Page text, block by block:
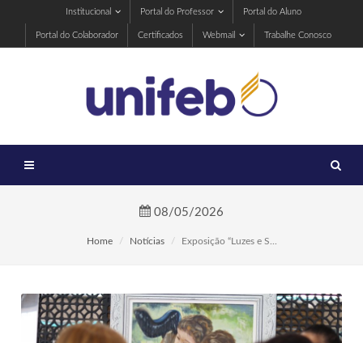
Institucional Portal do Professor Portal do Aluno
Portal do Colaborador Certificados Webmail Trabalhe Conosco
08/05/2026
Home Notícias Exposição “Luzes e S...